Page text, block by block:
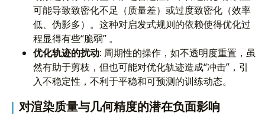
可能导致致密化不足（质量差）或过度致密化（效率
低、伪影多）。这种对启发式规则的依赖使得优化过
程显得有些“脆弱” 。
优化轨迹的扰动: 周期性的操作，如不透明度重置，虽
然有助于剪枝，但也可能对优化轨迹造成“冲击”，引
入不稳定性，不利于平稳和可预测的训练动态。
对渲染质量与几何精度的潜在负面影响